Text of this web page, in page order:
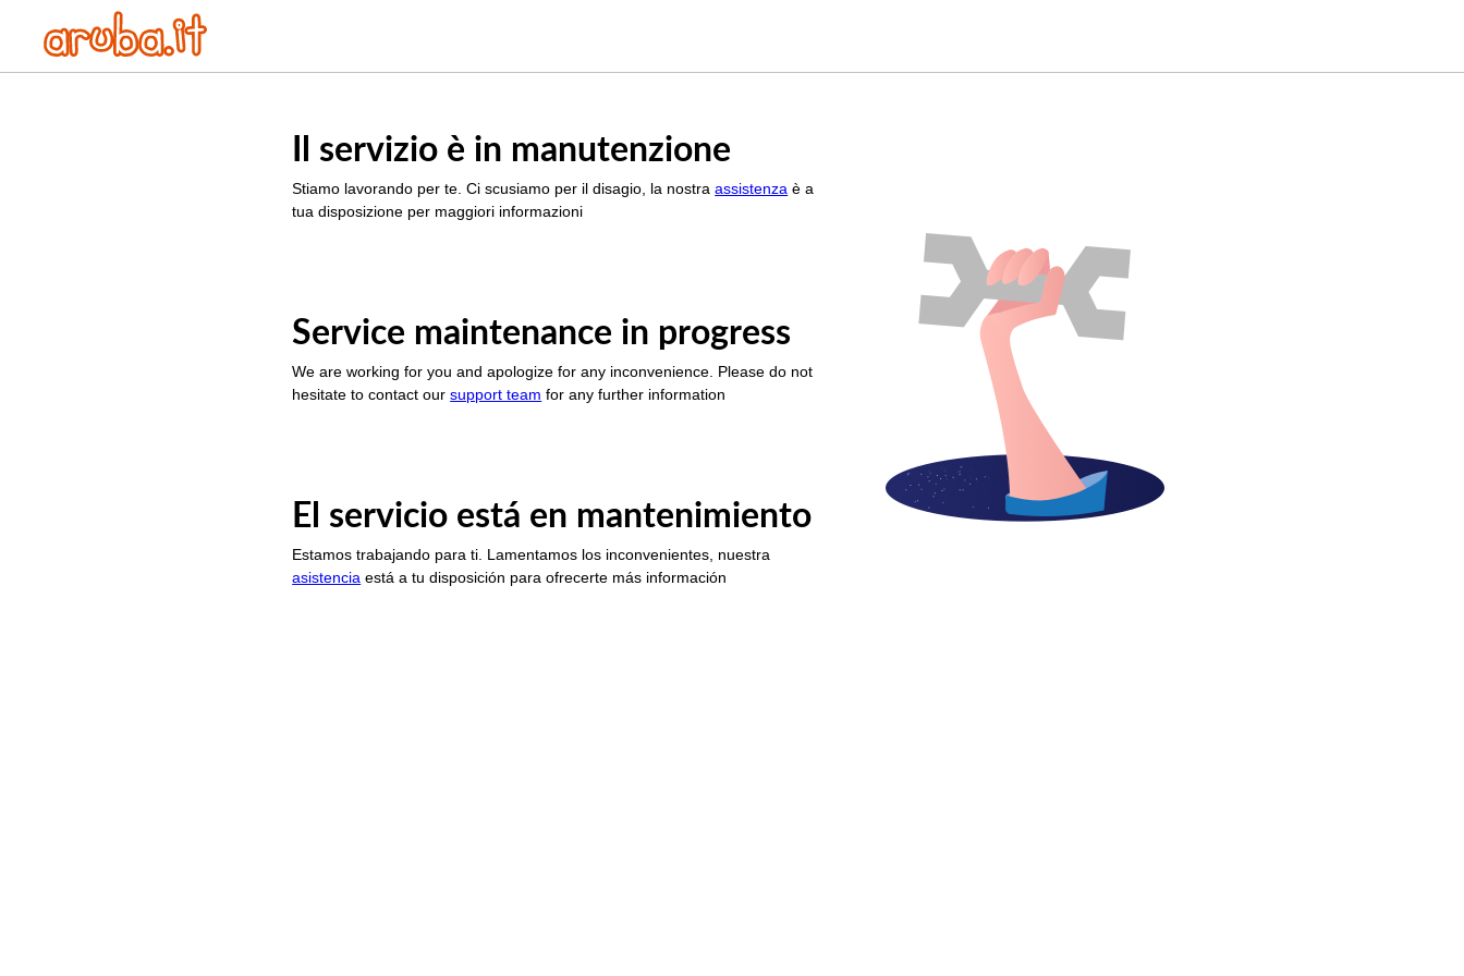
Il servizio è in manutenzione
Stiamo lavorando per te. Ci scusiamo per il disagio, la nostraassistenza è a
tua disposizione per maggiori informazioni
Service maintenance in progress
We are working for you and apologize for any inconvenience. Please do not
hesitate to contact oursupport team for any further information
El servicio está en mantenimiento
Estamos trabajando para ti. Lamentamos los inconvenientes, nuestra
asistencia está a tu disposición para ofrecerte más información